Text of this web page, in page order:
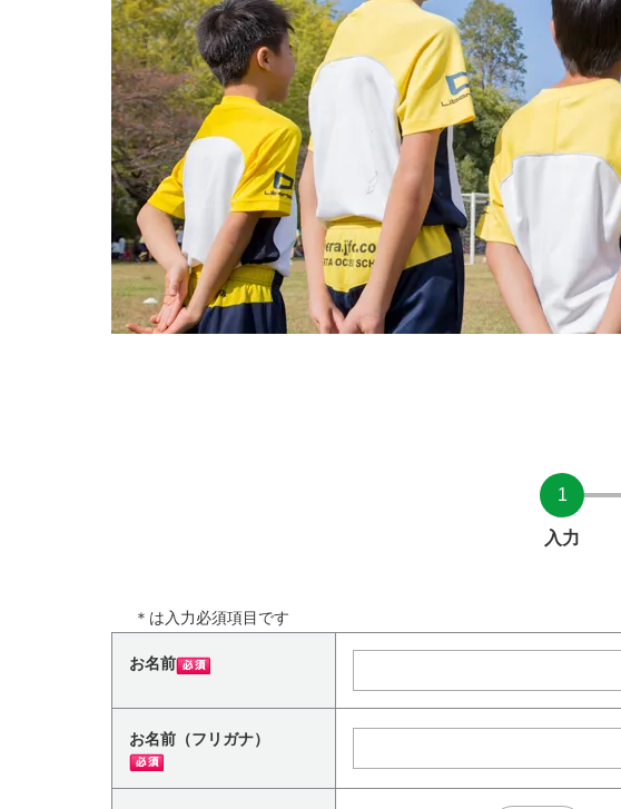
1
入力
＊ は入力必須項目です
お名前
お名前（フリガナ）